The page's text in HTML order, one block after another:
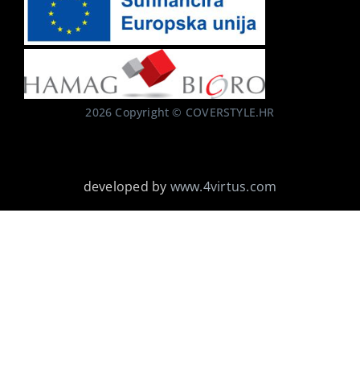
2026 Copyright © COVERSTYLE.HR
developed by www.4virtus.com